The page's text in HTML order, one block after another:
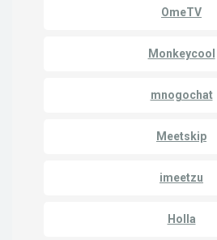
OmeTV
Monkeycool
mnogochat
Meetskip
imeetzu
Holla